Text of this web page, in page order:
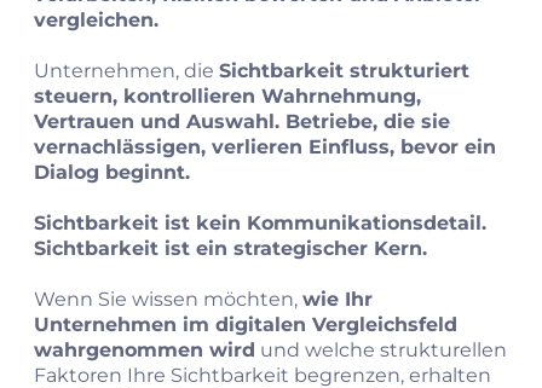
vergleichen.
Unternehmen, die Sichtbarkeit strukturiert
steuern, kontrollieren Wahrnehmung,
Vertrauen und Auswahl. Betriebe, die sie
vernachlässigen, verlieren Einfluss, bevor ein
Dialog beginnt.
Sichtbarkeit ist kein Kommunikationsdetail.
Sichtbarkeit ist ein strategischer Kern.
Wenn Sie wissen möchten, wie Ihr
Unternehmen im digitalen Vergleichsfeld
wahrgenommen wird und welche strukturellen
Faktoren Ihre Sichtbarkeit begrenzen, erhalten